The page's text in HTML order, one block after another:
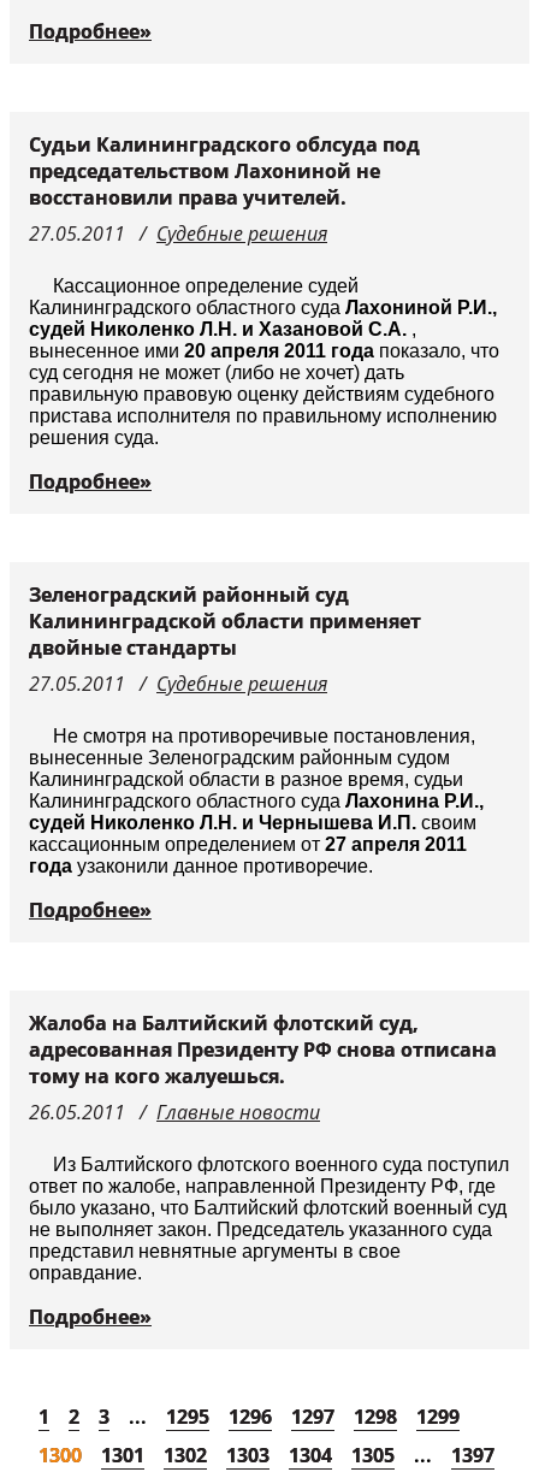
Подробнее»
Судьи Калининградского облсуда под
председательством Лахониной не
восстановили права учителей.
27.05.2011
Судебные решения
Кассационное определение судей
Калининградского областного суда Лахониной Р.И.,
судей Николенко Л.Н. и Хазановой С.А. ,
вынесенное ими 20 апреля 2011 года показало, что
суд сегодня не может (либо не хочет) дать
правильную правовую оценку действиям судебного
пристава исполнителя по правильному исполнению
решения суда.
Подробнее»
Зеленоградский районный суд
Калининградской области применяет
двойные стандарты
27.05.2011
Судебные решения
Не смотря на противоречивые постановления,
вынесенные Зеленоградским районным судом
Калининградской области в разное время, судьи
Калининградского областного суда Лахонина Р.И.,
судей Николенко Л.Н. и Чернышева И.П. своим
кассационным определением от 27 апреля 2011
года узаконили данное противоречие.
Подробнее»
Жалоба на Балтийский флотский суд,
адресованная Президенту РФ снова отписана
тому на кого жалуешься.
26.05.2011
Главные новости
Из Балтийского флотского военного суда поступил
ответ по жалобе, направленной Президенту РФ, где
было указано, что Балтийский флотский военный суд
не выполняет закон. Председатель указанного суда
представил невнятные аргументы в свое
оправдание.
Подробнее»
1 2 3 ... 1295 1296 1297 1298
1299
1300
1301 1302 1303 1304 1305 ... 1397